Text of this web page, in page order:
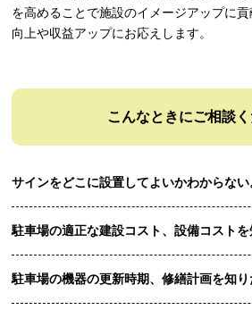
を高めることで施設のイメージアップに
向上や収益アップにお応えします。
こんなときにご相談
サインをどこに設置してよいかわからない
駐車場の適正な建設コスト、設備コストを
駐車場の機器の更新時期、修繕計画を知り